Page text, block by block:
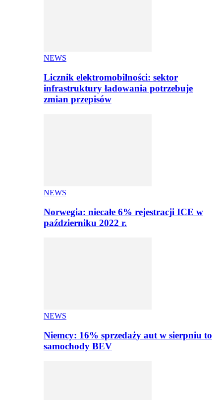
NEWS
Licznik elektromobilności: sektor
infrastruktury ładowania potrzebuje
zmian przepisów
NEWS
Norwegia: niecałe 6% rejestracji ICE w
październiku 2022 r.
NEWS
Niemcy: 16% sprzedaży aut w sierpniu to
samochody BEV